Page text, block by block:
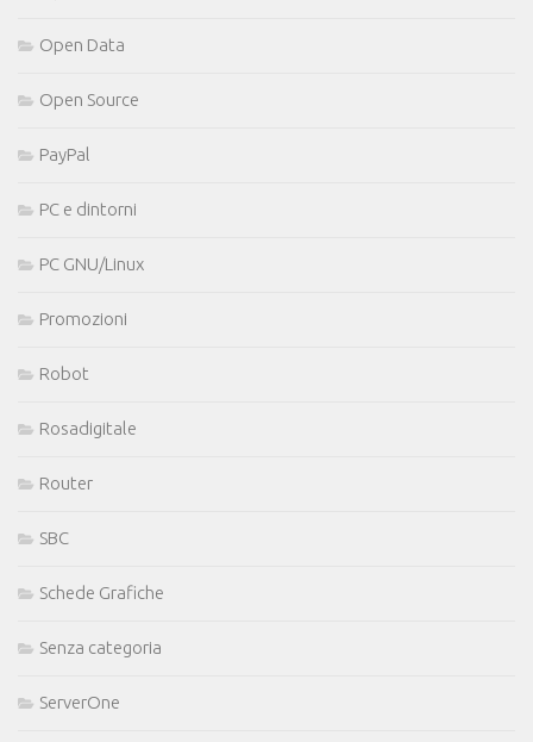
Open Data
Open Source
PayPal
PC e dintorni
PC GNU/Linux
Promozioni
Robot
Rosadigitale
Router
SBC
Schede Grafiche
Senza categoria
ServerOne